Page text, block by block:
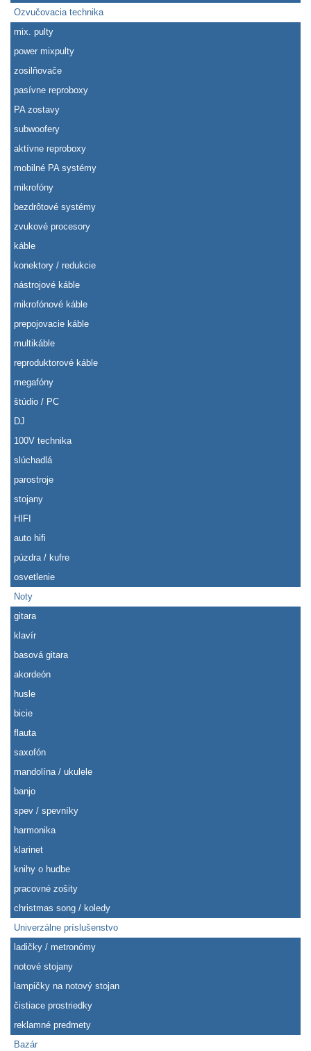
Ozvučovacia technika
mix. pulty
power mixpulty
zosilňovače
pasívne reproboxy
PA zostavy
subwoofery
aktívne reproboxy
mobilné PA systémy
mikrofóny
bezdrôtové systémy
zvukové procesory
káble
konektory / redukcie
nástrojové káble
mikrofónové káble
prepojovacie káble
multikáble
reproduktorové káble
megafóny
štúdio / PC
DJ
100V technika
slúchadlá
parostroje
stojany
HIFI
auto hifi
púzdra / kufre
osvetlenie
Noty
gitara
klavír
basová gitara
akordeón
husle
bicie
flauta
saxofón
mandolína / ukulele
banjo
spev / spevníky
harmonika
klarinet
knihy o hudbe
pracovné zošity
christmas song / koledy
Univerzálne príslušenstvo
ladičky / metronómy
notové stojany
lampičky na notový stojan
čistiace prostriedky
reklamné predmety
Bazár